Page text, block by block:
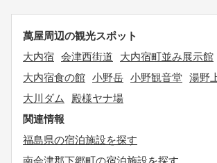
萬屋周辺の観光スポット
大内宿
会津西街道 大内宿町並み展示館
大内宿食の館 小野岳 小野観音堂 湯野
大川ダム
殿様ヤナ場
関連情報
福島県の宿泊施設を探す
南会津郡下郷町の宿泊施設を探す